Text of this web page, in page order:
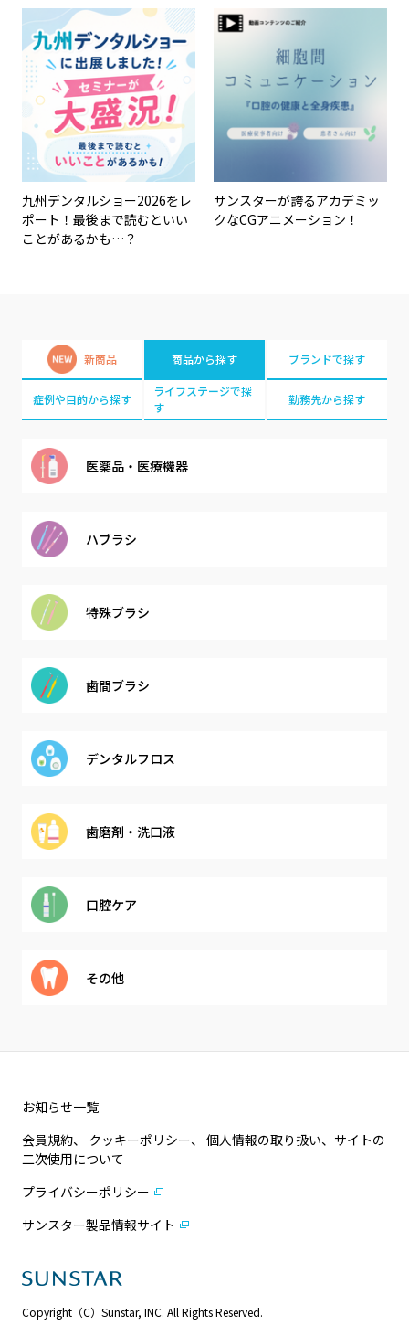
九州デンタルショー2026をレ
ポート！最後まで読むといい
ことがあるかも…？
サンスターが誇るアカデミッ
クなCGアニメーション！
新商品 商品から探す ブランドで探す
症例や目的から探す
ライフステージで探
す
勤務先から探す
医薬品・ 医療機器
ハブラシ
特殊ブラシ
歯間ブラシ
デンタルフロス
歯磨剤・ 洗口液
口腔ケア
その他
お知らせ一覧
会員規約、 クッキーポリシー、 個人情報の取り扱い、サイトの
二次使用について
プライバシーポリシー
サンスター製品情報サイト
Copyright（C）Sunstar, INC. All Rights Reserved.